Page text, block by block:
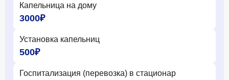
Капельница на дому
3000₽
Установка капельниц
500₽
Госпитализация (перевозка) в стационар